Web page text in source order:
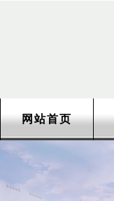
网站首页